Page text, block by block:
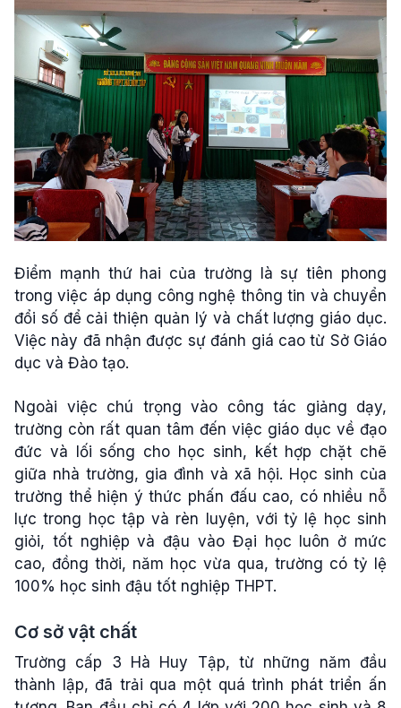
Điểm mạnh thứ hai của trường là sự tiên phong
trong việc áp dụng công nghệ thông tin và chuyển
đổi số để cải thiện quản lý và chất lượng giáo dục.
Việc này đã nhận được sự đánh giá cao từ Sở Giáo
dục và Đào tạo.
Ngoài việc chú trọng vào công tác giảng dạy,
trường còn rất quan tâm đến việc giáo dục về đạo
đức và lối sống cho học sinh, kết hợp chặt chẽ
giữa nhà trường, gia đình và xã hội. Học sinh của
trường thể hiện ý thức phấn đấu cao, có nhiều nỗ
lực trong học tập và rèn luyện, với tỷ lệ học sinh
giỏi, tốt nghiệp và đậu vào Đại học luôn ở mức
cao, đồng thời, năm học vừa qua, trường có tỷ lệ
100% học sinh đậu tốt nghiệp THPT.
Cơ sở vật chất
Trường cấp 3 Hà Huy Tập, từ những năm đầu
thành lập, đã trải qua một quá trình phát triển ấn